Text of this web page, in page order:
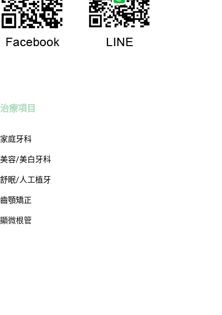
治療項目
家庭牙科
美容/美白牙科
舒眠/人工植牙
齒顎矯正
顯微根管